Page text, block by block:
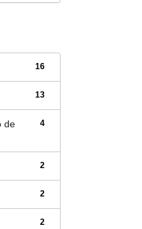
16
13
4
de
2
2
2